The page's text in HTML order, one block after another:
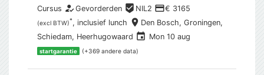
Cursus how_to_regGevorderden beenhere NIL2 payment€ 3165
(excl BTW)*, inclusief lunch place Den Bosch, Groningen,
Schiedam, Heerhugowaard event Mon 10 aug
startgarantie (+369 andere data)